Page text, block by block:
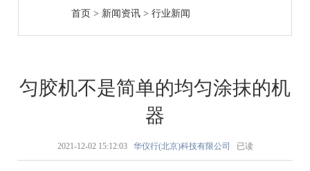
首页 > 新闻资讯 > 行业新闻
匀胶机不是简单的均匀涂抹的机
器
2021-12-02 15:12:03 华仪行(北京)科技有限公司 已读